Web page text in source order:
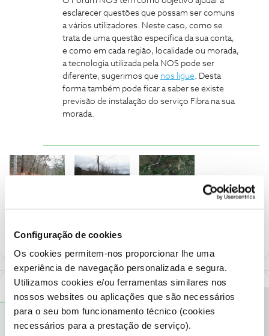
Configuração de cookies
Os cookies permitem-nos proporcionar lhe uma
experiência de navegação personalizada e segura.
Utilizamos cookies e/ou ferramentas similares nos
nossos websites ou aplicações que são necessários
para o seu bom funcionamento técnico (cookies
necessários para a prestação de serviço).
esclarecer questões que possam ser comuns
a vários utilizadores. Neste caso, como se
trata de uma questão específica da sua conta,
e como em cada região, localidade ou morada,
a tecnologia utilizada pela NOS pode ser
diferente, sugerimos que nos ligue. Desta
forma também pode ficar a saber se existe
previsão de instalação do serviço Fibra na sua
morada.
1 Comentário
Forum|Forum|8 years ago